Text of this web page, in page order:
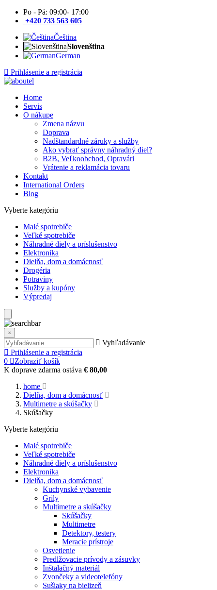
Po - Pá: 09:00- 17:00
+420 733 563 605
Čeština
Slovenština
German
Prihlásenie a registrácia
Home
Servis
O nákupe
Zmena názvu
Doprava
Nadštandardné záruky a služby
Ako vybrať správny náhradný diel?
B2B, Veľkoobchod, Opravári
Vrátenie a reklamácia tovaru
Kontakt
International Orders
Blog
Vyberte kategóriu
Malé spotrebiče
Veľké spotrebiče
Náhradné diely a príslušenstvo
Elektronika
Dielňa, dom a domácnosť
Drogéria
Potraviny
Služby a kupóny
Výpredaj
×
Vyhľadávanie
Prihlásenie a registrácia
0
Zobraziť košík
K doprave zdarma ostáva € 80,00
home
Dielňa, dom a domácnosť
Multimetre a skúšačky
Skúšačky
Vyberte kategóriu
Malé spotrebiče
Veľké spotrebiče
Náhradné diely a príslušenstvo
Elektronika
Dielňa, dom a domácnosť
Kuchynské vybavenie
Grily
Multimetre a skúšačky
Skúšačky
Multimetre
Detektory, testery
Meracie prístroje
Osvetlenie
Predlžovacie prívody a zásuvky
Inštalačný materiál
Zvončeky a videotelefóny
Sušiaky na bielizeň